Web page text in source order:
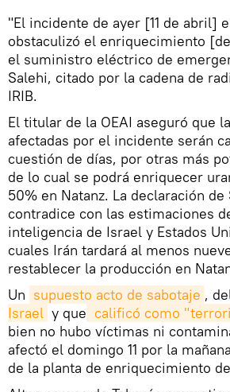
"El incidente de ayer [11 de abril]
obstaculizó el enriquecimiento
el suministro eléctrico de
Salehi, citado por la cadena de
IRIB.
El titular de la OEAI aseguró que
afectadas por el incidente serán
cuestión de días, por otras más
de lo cual se podrá enriquecer
50% en Natanz. La declaración de
contradice con las estimaciones
inteligencia de Israel y Estados
cuales Irán tardará al menos
restablecer la producción en
Un supuesto acto de sabotaje ,
Israel y que calificó como
bien no hubo víctimas ni
afectó el domingo 11 por la
de la planta de enriquecimiento